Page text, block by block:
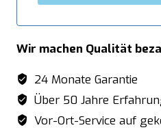
Wir machen Qualität
24 Monate Garantie
Über 50 Jahre
Vor-Ort-Service auf